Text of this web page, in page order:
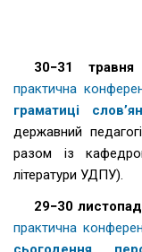
30−31
практична
граматиці
державний
разом із
літератури УДПУ).
29−30
практична